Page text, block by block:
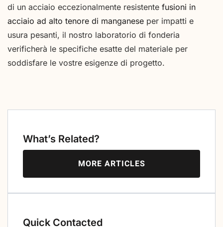
di un acciaio eccezionalmente resistente fusioni in
acciaio ad alto tenore di manganese per impatti e
usura pesanti, il nostro laboratorio di fonderia
verificherà le specifiche esatte del materiale per
soddisfare le vostre esigenze di progetto.
What’s Related?
MORE ARTICLES
Quick Contacted